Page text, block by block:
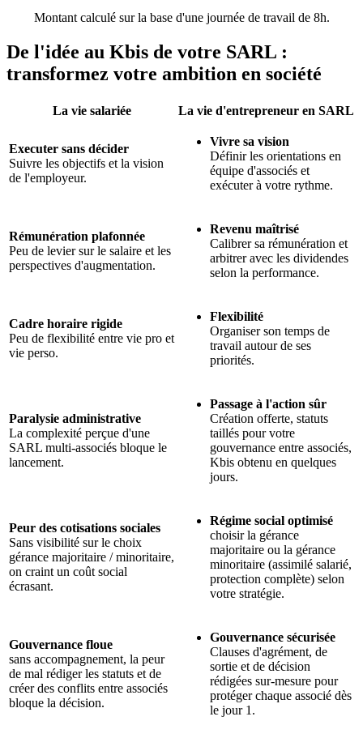
Montant calculé sur la base d'une journée de travail de 8h.
De l'idée au Kbis de votre SARL :
transformez votre ambition en société
La vie salariée La vie d'entrepreneur en SARL
Executer sans décider
Suivre les objectifs et la vision
de l'employeur.
Vivre sa vision
Définir les orientations en
équipe d'associés et
exécuter à votre rythme.
Rémunération plafonnée
Peu de levier sur le salaire et les
perspectives d'augmentation.
Revenu maîtrisé
Calibrer sa rémunération et
arbitrer avec les dividendes
selon la performance.
Cadre horaire rigide
Peu de flexibilité entre vie pro et
vie perso.
Flexibilité
Organiser son temps de
travail autour de ses
priorités.
Paralysie administrative
La complexité perçue d'une
SARL multi-associés bloque le
lancement.
Passage à l'action sûr
Création offerte, statuts
taillés pour votre
gouvernance entre associés,
Kbis obtenu en quelques
jours.
Peur des cotisations sociales
Sans visibilité sur le choix
gérance majoritaire / minoritaire,
on craint un coût social
écrasant.
Régime social optimisé
choisir la gérance
majoritaire ou la gérance
minoritaire (assimilé salarié,
protection complète) selon
votre stratégie.
Gouvernance floue
sans accompagnement, la peur
de mal rédiger les statuts et de
créer des conflits entre associés
bloque la décision.
Gouvernance sécurisée
Clauses d'agrément, de
sortie et de décision
rédigées sur-mesure pour
protéger chaque associé dès
le jour 1.